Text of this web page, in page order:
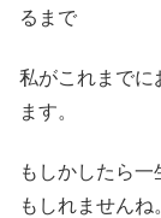
るまで
私がこれまでに
ます。
もしかしたら
もしれませんね